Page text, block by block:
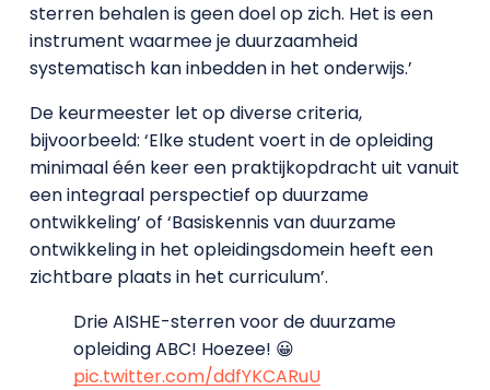
sterren behalen is geen doel op zich. Het is een
instrument waarmee je duurzaamheid
systematisch kan inbedden in het onderwijs.’
De keurmeester let op diverse criteria,
bijvoorbeeld: ‘Elke student voert in de opleiding
minimaal één keer een praktijkopdracht uit vanuit
een integraal perspectief op duurzame
ontwikkeling’ of ‘Basiskennis van duurzame
ontwikkeling in het opleidingsdomein heeft een
zichtbare plaats in het curriculum’.
Drie AISHE-sterren voor de duurzame
opleiding ABC! Hoezee! 😀
pic.twitter.com/ddfYKCARuU